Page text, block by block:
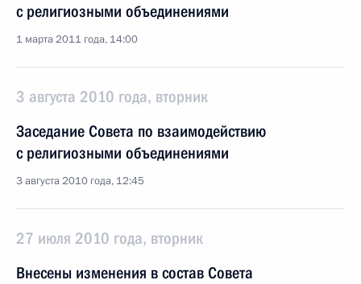
с религиозными объединениями
1 марта 2011 года, 14:00
3 августа 2010 года, вторник
Заседание Совета по взаимодействию
с религиозными объединениями
3 августа 2010 года, 12:45
27 июля 2010 года, вторник
Внесены изменения в состав Совета